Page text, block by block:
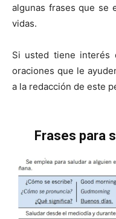
algunas frases que se
vidas.
Si usted tiene interés
oraciones que le
a la redacción de este
Frases para